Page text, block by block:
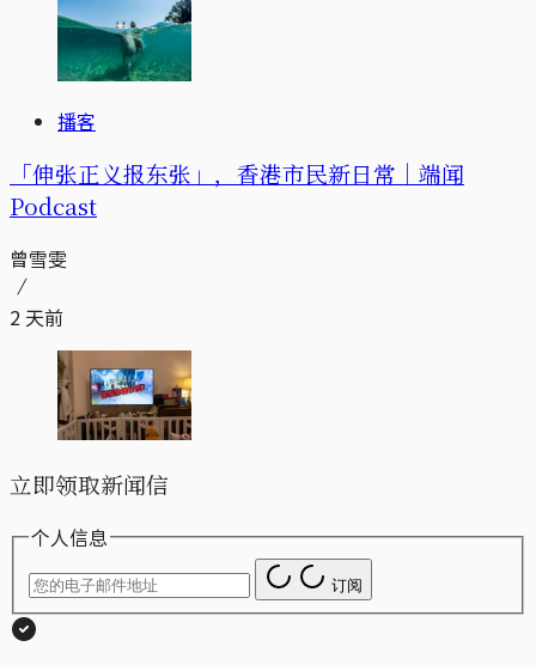
播客
「伸张正义报东张」，香港市民新日常｜端闻
Podcast
曾雪雯
2 天前
立即领取新闻信
个人信息
订阅